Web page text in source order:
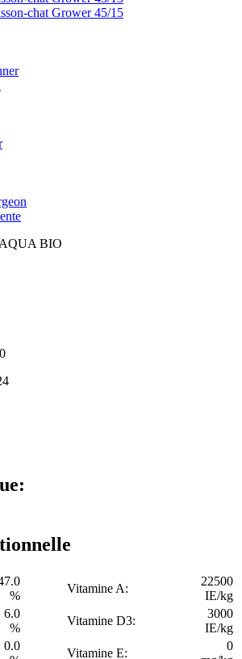
chat Grower 45/15
BIO
%
Vitamine A:
22500
IE/kg
6.0
%
Vitamine D3:
3000
IE/kg
0.0
Vitamine E:
0